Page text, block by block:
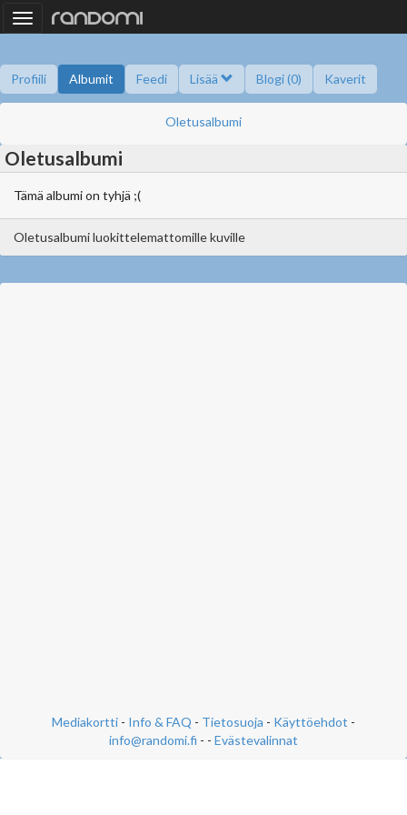
Toggle
navigation
Profiili Albumit Feedi Lisää Blogi (0) Kaverit
Kaverikirja
Oletusalbumi
Oletusalbumi
Tämä albumi on tyhjä ;(
Oletusalbumi luokittelemattomille kuville
Mediakortti - Info & FAQ - Tietosuoja - Käyttöehdot -
info@randomi.fi - - Evästevalinnat